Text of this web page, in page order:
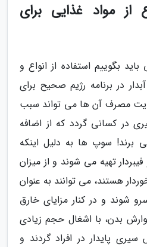
مواد غذایی برای
بگوییم استفاده از انواع و
در برنامه رژیم صحیح برای
مصرف آن ها می تواند سبب
در کسانی گردد که از اضافه
سوپ ها به دلیل اینکه
تهیه می شوند و از میزان
هستند، می توانند به عنوان
شوند و در کنار مزایای خارق
بدن، با اشغال حجم زیادی
پایدار در افراد گردند و